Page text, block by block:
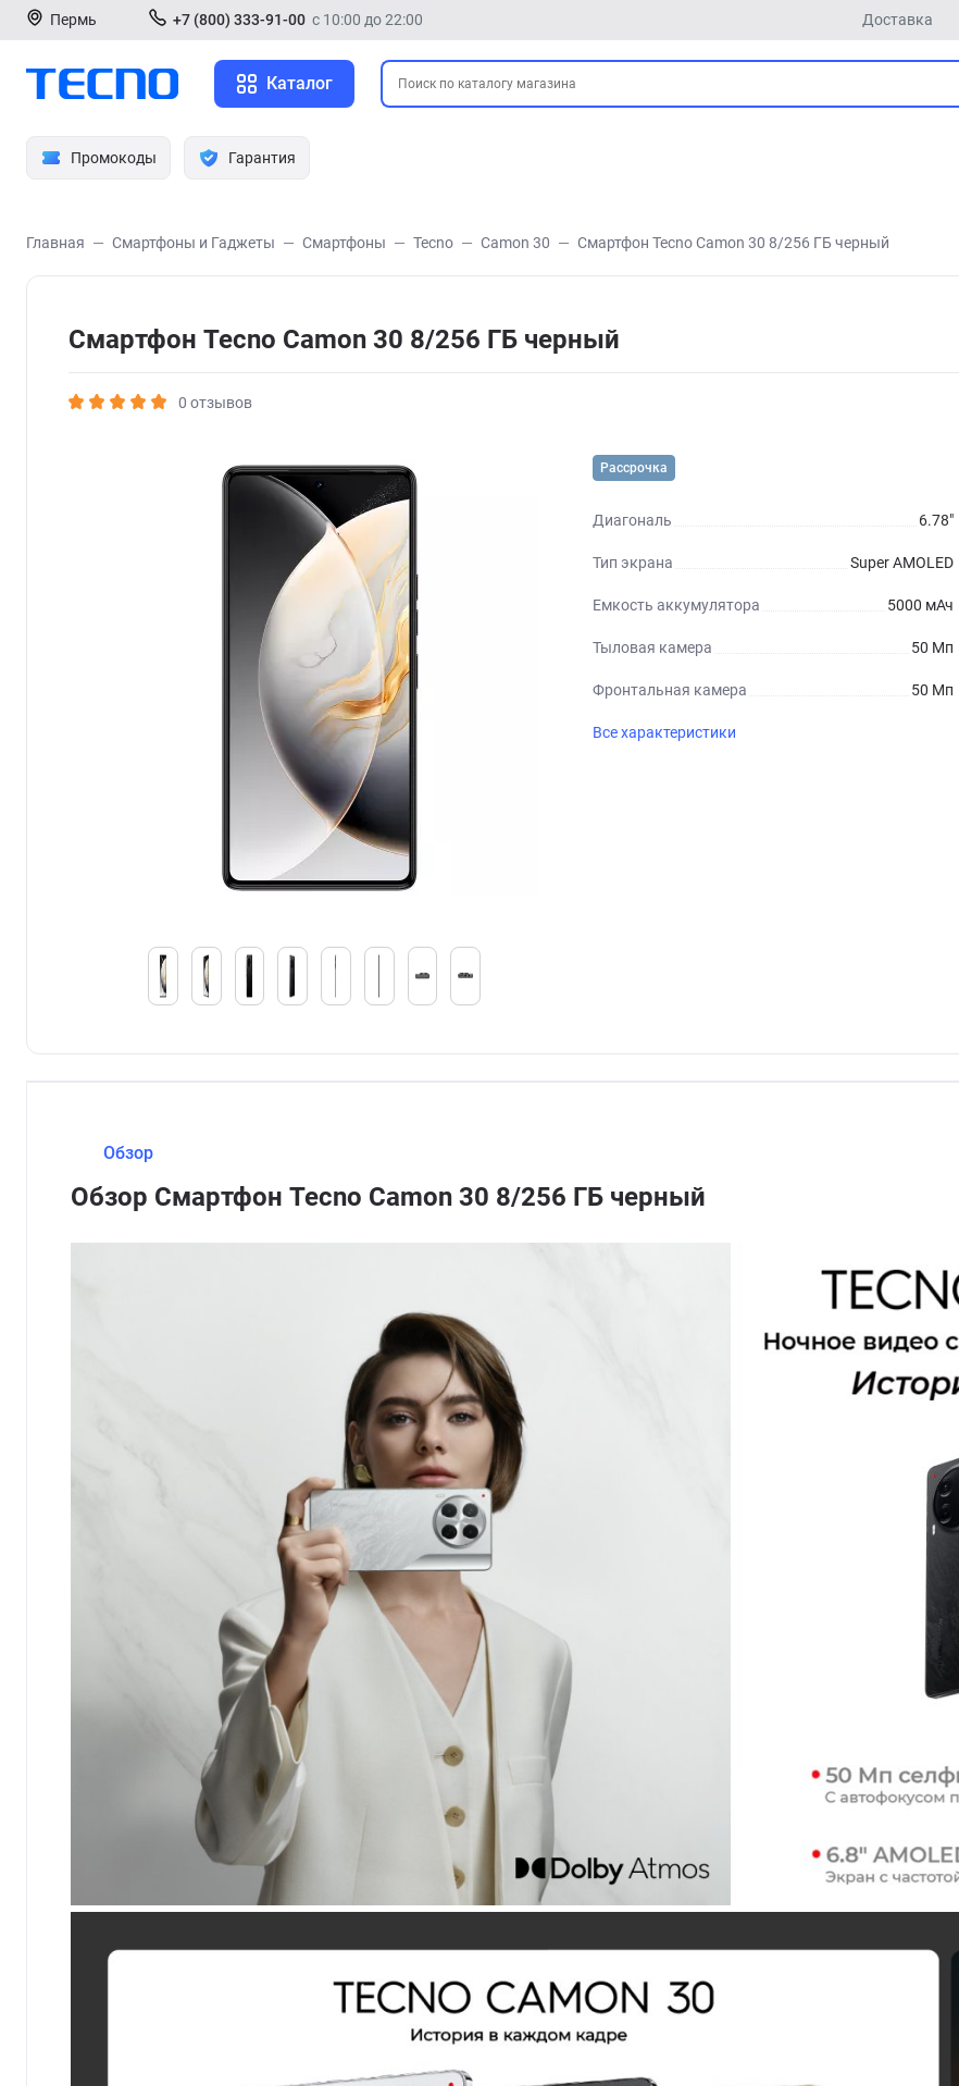
Пермь +7 (800) 333-91-00 с 10:00 до 22:00 Доставка
Каталог
Промокоды Гарантия
Главная Смартфоны и Гаджеты Смартфоны Tecno Camon 30 Смартфон Tecno Camon 30 8/256 ГБ черный
Смартфон Tecno Camon 30 8/256 ГБ черный
0 отзывов
Рассрочка
Диагональ 6.78"
Тип экрана Super AMOLED
Емкость аккумулятора 5000 мАч
Тыловая камера 50 Мп
Фронтальная камера 50 Мп
Все характеристики
Обзор
Обзор Смартфон Tecno Camon 30 8/256 ГБ черный